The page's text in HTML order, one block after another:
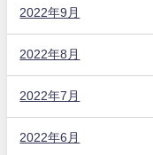
2022年9月
2022年8月
2022年7月
2022年6月